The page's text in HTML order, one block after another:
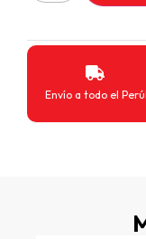
Envío a todo el Perú